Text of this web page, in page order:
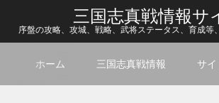
三国志真戦情報サ
序盤の攻略、攻城、戦略、武将ステータス、育成等
ホーム 三国志真戦情報 サイ